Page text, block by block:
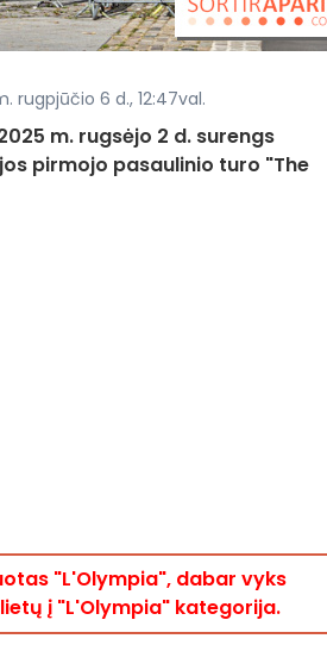
rugpjūčio 6 d., 12:47val.
m. rugsėjo 2 d. surengs
pirmojo pasaulinio turo "The
"L'Olympia", dabar vyks
į "L'Olympia" kategorija.